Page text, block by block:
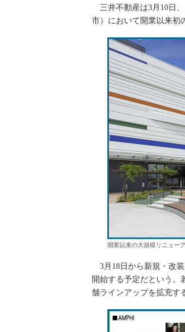
三井不動産は3月10日
市）において開業以来初
開業以来の大規模リニュー
3月18日から新規・改
開始する予定だという。
舗ラインアップを拡充す